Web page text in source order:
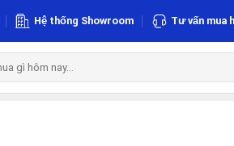
Hệ thống Showroom Tư vấn mua